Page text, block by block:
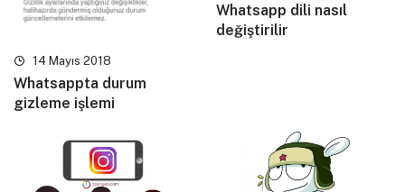
14 Mayıs 2018
Whatsappta durum
gizleme işlemi
Whatsapp dili nasıl
değiştirilir